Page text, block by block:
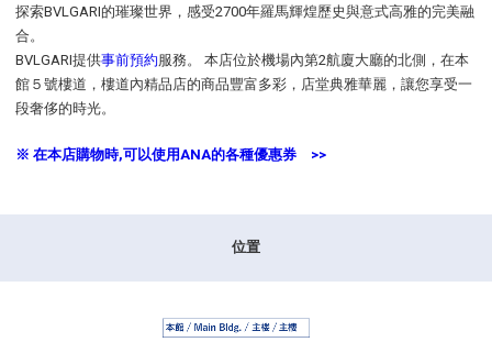
探索BVLGARI的璀璨世界，感受2700年羅馬輝煌歷史與意式高雅的完美融
合。
BVLGARI提供事前預約服務。 本店位於機場內第2航廈大廳的北側，在本
館５號樓道，樓道內精品店的商品豐富多彩，店堂典雅華麗，讓您享受一
段奢侈的時光。
※ 在本店購物時,可以使用ANA的各種優惠券 >>
位置